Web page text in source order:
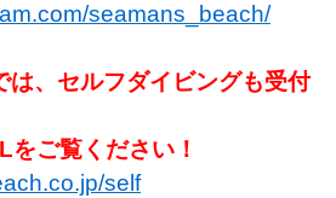
seamans_beach/
は、セルフダイビングも受付
ご覧ください！
self